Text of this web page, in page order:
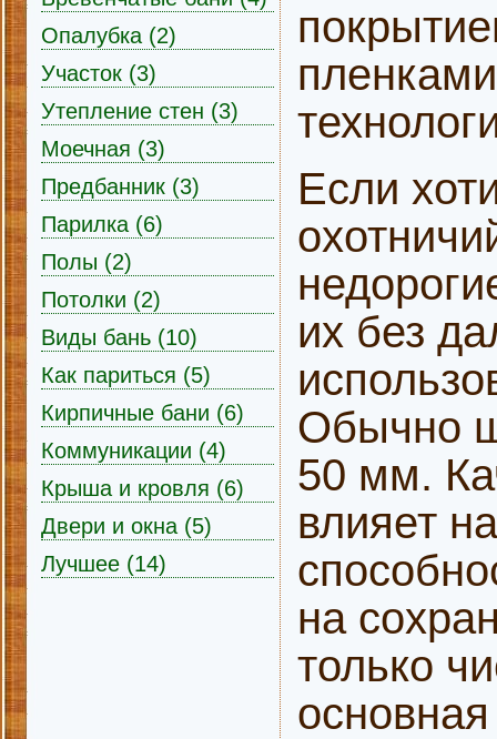
Опалубка (2)
Участок (3)
Утепление стен (3)
Моечная (3)
Предбанник (3)
Парилка (6)
Полы (2)
Потолки (2)
Виды бань (10)
Как париться (5)
Кирпичные бани (6)
Коммуникации (4)
Крыша и кровля (6)
Двери и окна (5)
Лучшее (14)
Если
их без
Обычно
50 мм.
влияет
на
только